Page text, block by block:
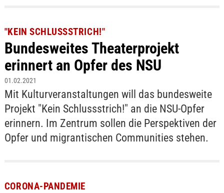
"KEIN SCHLUSSSTRICH!"
Bundesweites Theaterprojekt
erinnert an Opfer des NSU
01.02.2021
Mit Kulturveranstaltungen will das bundesweite
Projekt "Kein Schlussstrich!" an die NSU-Opfer
erinnern. Im Zentrum sollen die Perspektiven der
Opfer und migrantischen Communities stehen.
CORONA-PANDEMIE